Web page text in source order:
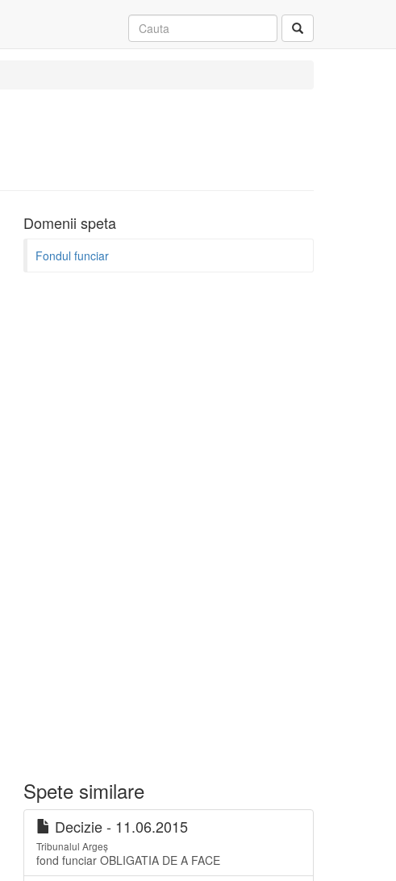
Domenii speta
Fondul funciar
Spete similare
Decizie - 11.06.2015
Tribunalul Argeș
fond funciar OBLIGATIA DE A FACE